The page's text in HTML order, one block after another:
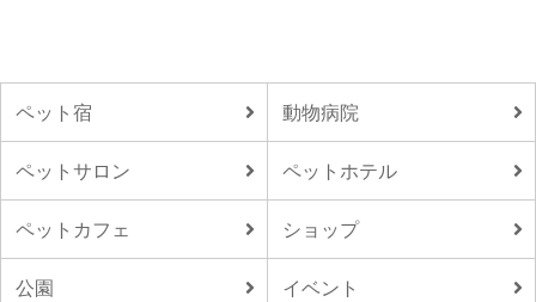
ペット宿 動物病院
ペットサロン ペットホテル
ペットカフェ ショップ
公園 イベント